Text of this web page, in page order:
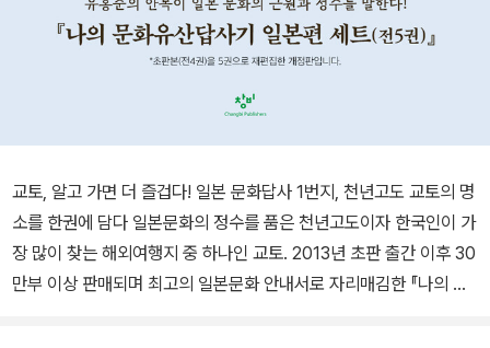
교토, 알고 가면 더 즐겁다! 일본 문화답사 1번지, 천년고도 교토의 명
소를 한권에 담다 일본문화의 정수를 품은 천년고도이자 한국인이 가
장 많이 찾는 해외여행지 중 하나인 교토. 2013년 초판 출간 이후 30
만부 이상 판매되며 최고의 일본문화 안내서로 자리매김한 『나의 문